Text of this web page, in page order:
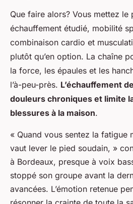
Que faire alors? Vous mettez le
échauffement étudié, mobilité
combinaison cardio et
plutôt qu’en option. La chaîne
la force, les épaules et les
l’à-peu-près. L’échauffement
douleurs chroniques et limite
blessures à la maison.
« Quand vous sentez la fatigue
vaut lever le pied soudain, »
à Bordeaux, presque à voix
stoppé son groupe avant la
avancées. L’émotion retenue